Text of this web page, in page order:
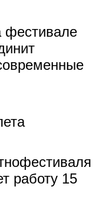
фестивале
работу 15